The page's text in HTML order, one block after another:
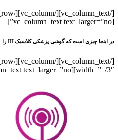
[vc_column_text text_larger=”no”]
در اینجا چیزی است که گوشی پزشکی کلاسیک III را از سایر گوشی های پزشکی متمایز می کند:
width=”1/3″][vc_column_text text_larger=”no”]